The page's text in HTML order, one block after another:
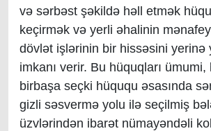
və sərbəst şəkildə həll etmək
keçirmək və yerli əhalinin
dövlət işlərinin bir hissəsini yerinə
imkanı verir. Bu hüquqları ümumi,
birbaşa seçki hüququ əsasında
gizli səsvermə yolu ilə seçilmiş
üzvlərindən ibarət nümayəndəli